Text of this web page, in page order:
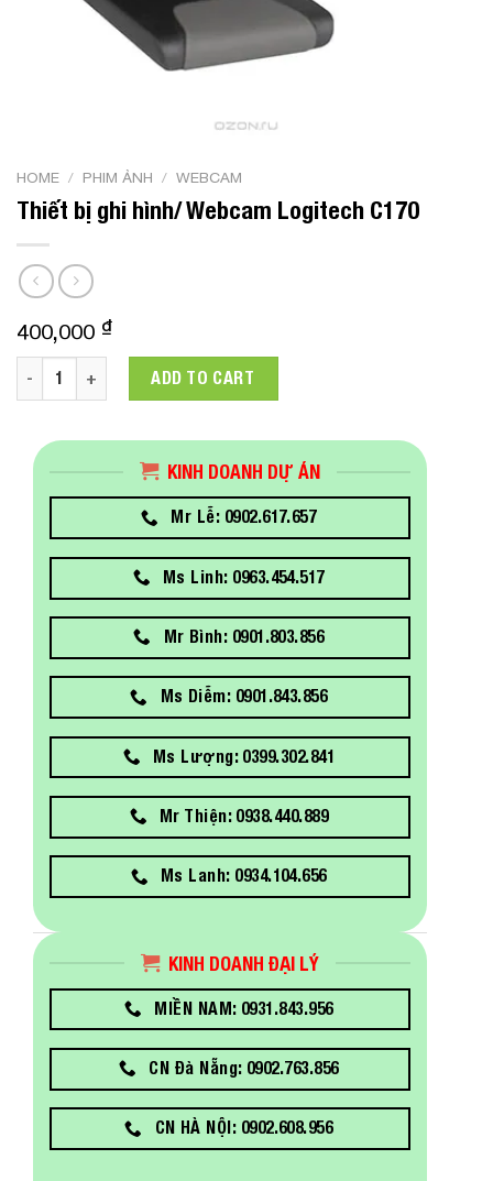
HOME / PHIM ẢNH / WEBCAM
Thiết bị ghi hình/ Webcam Logitech C170
400,000 ₫
Thiết bị ghi hình/ Webcam Logitech C170 quantity
ADD TO CART
KINH DOANH DỰ ÁN
Mr Lễ: 0902.617.657
Ms Linh: 0963.454.517
Mr Bình: 0901.803.856
Ms Diễm: 0901.843.856
Ms Lượng: 0399.302.841
Mr Thiện: 0938.440.889
Ms Lanh: 0934.104.656
KINH DOANH ĐẠI LÝ
MIỀN NAM: 0931.843.956
CN Đà Nẵng: 0902.763.856
CN HÀ NỘI: 0902.608.956